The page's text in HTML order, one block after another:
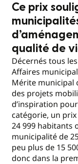
Ce prix
qualité de
Décernés tous
Affaires
Mérite municipal
des projets
d’inspiration
catégorie, un
24 999 habitants
municipalité de
peu plus de 15
donc dans la